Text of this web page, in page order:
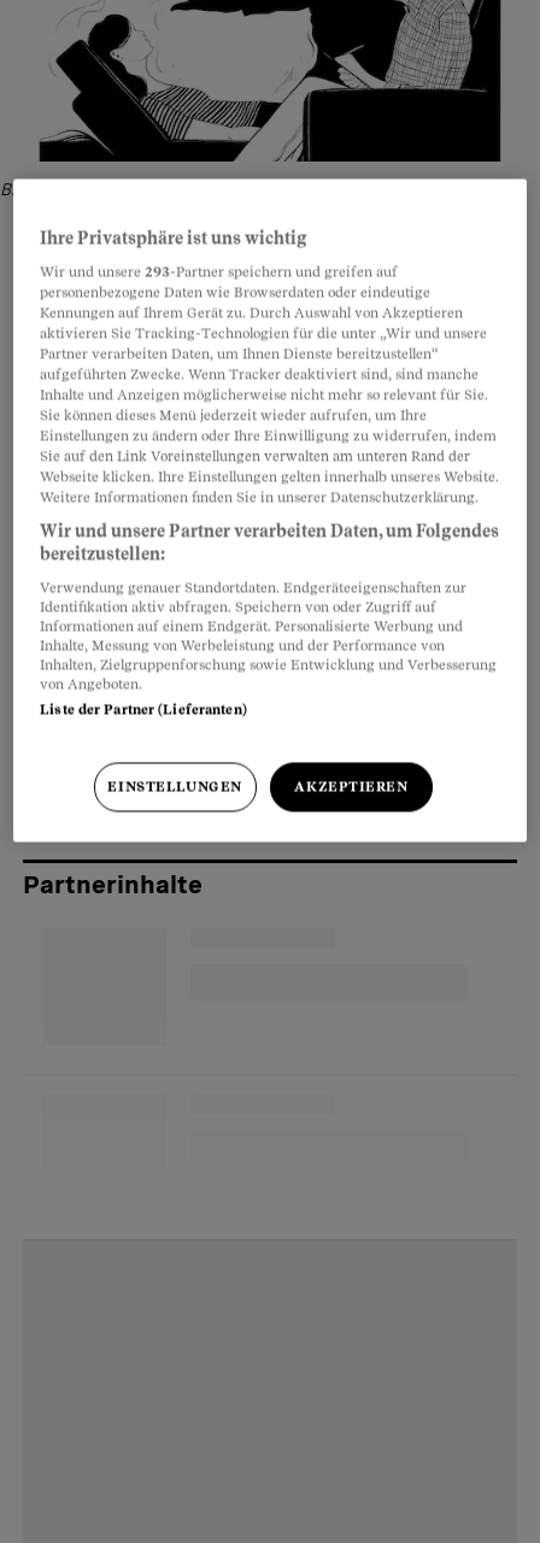
Bild: Daniel Stolle
Teilen Anhören Merken Kommentare
Artikel teilen
Gegendarstellung von Clienia Littenheid AG vom
2. September 2021.
«Rituelle Gewalt – Mind-Control» nennt sich das
Konzept, das bei einzelnen Exponenten von
Schweizer Traumatologen Unterstützung findet.
Sie gehen davon aus, dass in der Schweiz
satanistische oder okkulte Netzwerke existieren,
die Babys und Kinder rituell foltern, ihre
Gesellschaft unterwandern, inklusive Polizei und
Gerichte.
Partnerinhalte
Ihre Privatsphäre ist uns wichtig
Wir und unsere293-Partner speichern und greifen auf
personenbezogene Daten wie Browserdaten oder eindeutige
Kennungen auf Ihrem Gerät zu. Durch Auswahl von Akzeptieren
aktivieren Sie Tracking-Technologien für die unter „Wir und unsere
Partner verarbeiten Daten, um Ihnen Dienste bereitzustellen“
aufgeführten Zwecke. Wenn Tracker deaktiviert sind, sind manche
Inhalte und Anzeigen möglicherweise nicht mehr so relevant für Sie.
Sie können dieses Menü jederzeit wieder aufrufen, um Ihre
Einstellungen zu ändern oder Ihre Einwilligung zu widerrufen, indem
Sie auf den Link Voreinstellungen verwalten am unteren Rand der
Webseite klicken. Ihre Einstellungen gelten innerhalb unseres Website.
Weitere Informationen finden Sie in unserer Datenschutzerklärung.
Wir und unsere Partner verarbeiten Daten, um Folgendes
bereitzustellen:
Verwendung genauer Standortdaten. Endgeräteeigenschaften zur
Identifikation aktiv abfragen. Speichern von oder Zugriff auf
Informationen auf einem Endgerät. Personalisierte Werbung und
Inhalte, Messung von Werbeleistung und der Performance von
Inhalten, Zielgruppenforschung sowie Entwicklung und Verbesserung
von Angeboten.
Liste der Partner (Lieferanten)
EINSTELLUNGEN AKZEPTIEREN